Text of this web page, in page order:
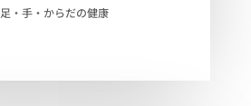
足・手・からだの健康